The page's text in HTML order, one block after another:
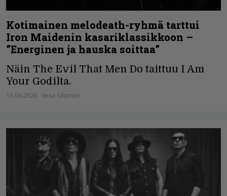
Kotimainen melodeath-ryhmä tarttui
Iron Maidenin kasariklassikkoon –
”Energinen ja hauska soittaa”
Näin The Evil That Men Do taittuu I Am
Your Godilta.
13.06.2026 Vesa Siltanen